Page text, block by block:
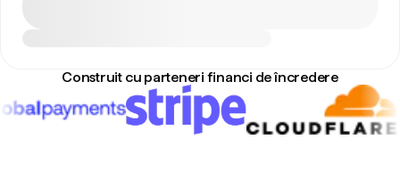
Construit cu parteneri financi de încredere